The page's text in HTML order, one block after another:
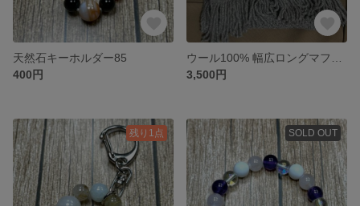
天然石キーホルダー85
400円
3,500円
残り1点 SOLD OUT